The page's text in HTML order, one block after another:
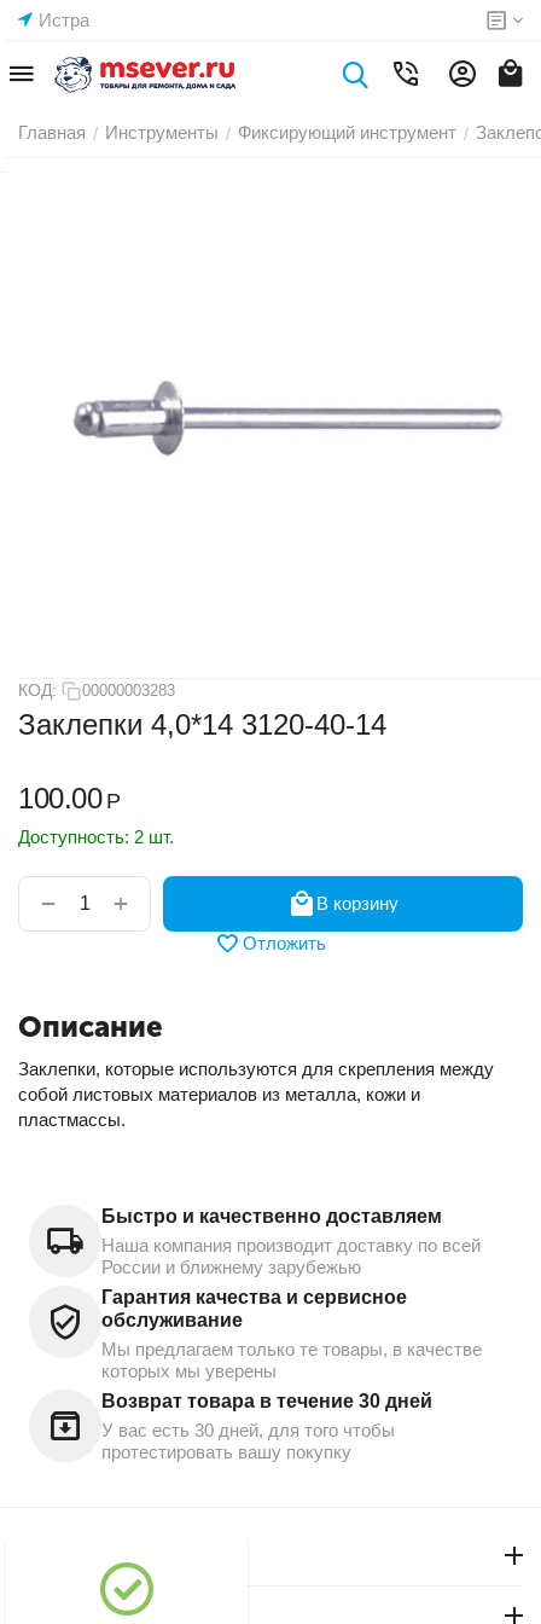
Истра
Главная / Инструменты / Фиксирующий инструмент /
КОД: 00000003283
Заклепки 4,0*14 3120-40-14
100.00 Р
Доступность: 2 шт.
+
−
В корзину
Отложить
Описание
Заклепки, которые используются для скрепления между
собой листовых материалов из металла, кожи и
пластмассы.
Быстро и качественно доставляем
Наша компания производит доставку по всей
России и ближнему зарубежью
Гарантия качества и сервисное
обслуживание
Мы предлагаем только те товары, в качестве
которых мы уверены
Возврат товара в течение 30 дней
У вас есть 30 дней, для того чтобы
протестировать вашу покупку
Магазин "Северный"